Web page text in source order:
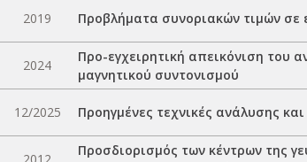
2019 Προβλήματα συνοριακών τιμών σε
2024
Προ-εγχειρητική απεικόνιση του
μαγνητικού συντονισμού
12/2025 Προηγμένες τεχνικές ανάλυσης
Προσδιορισμός των κέντρων της